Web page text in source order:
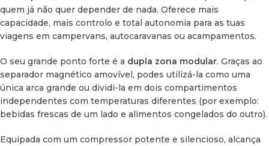
noturna, tampão de drenagem para uma limpeza rápida e
uma tábua de corte amovível integrada na tampa superior.
Alimentação Flexível:Funciona a 12V/24V (cabo com ficha
de isqueiro incluído) e a 230V através de um transformador
de rede convencional (não incluído).
quem já não quer depender de nada. Oferece mais
capacidade, mais controlo e total autonomia para as tuas
viagens em campervans, autocaravanas ou acampamentos.
O seu grande ponto forte é a dupla zona modular. Graças ao
separador magnético amovível, podes utilizá-la como uma
única arca grande ou dividi-la em dois compartimentos
independentes com temperaturas diferentes (por exemplo:
bebidas frescas de um lado e alimentos congelados do outro).
Equipada com um compressor potente e silencioso, alcança